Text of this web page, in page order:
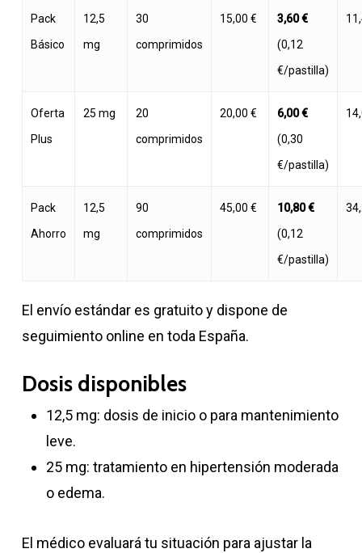
Pack
Básico
12,5
mg
30
comprimidos
15,00 €
3,60 €
(0,12
€/pastilla)
Oferta
Plus
25 mg
20
comprimidos
20,00 €
6,00 €
(0,30
€/pastilla)
Pack
Ahorro
12,5
mg
90
comprimidos
45,00 €
10,80 €
(0,12
€/pastilla)
El envío estándar es gratuito y dispone de
seguimiento online en toda España.
Dosis disponibles
12,5 mg: dosis de inicio o para mantenimiento
leve.
25 mg: tratamiento en hipertensión moderada
o edema.
El médico evaluará tu situación para ajustar la